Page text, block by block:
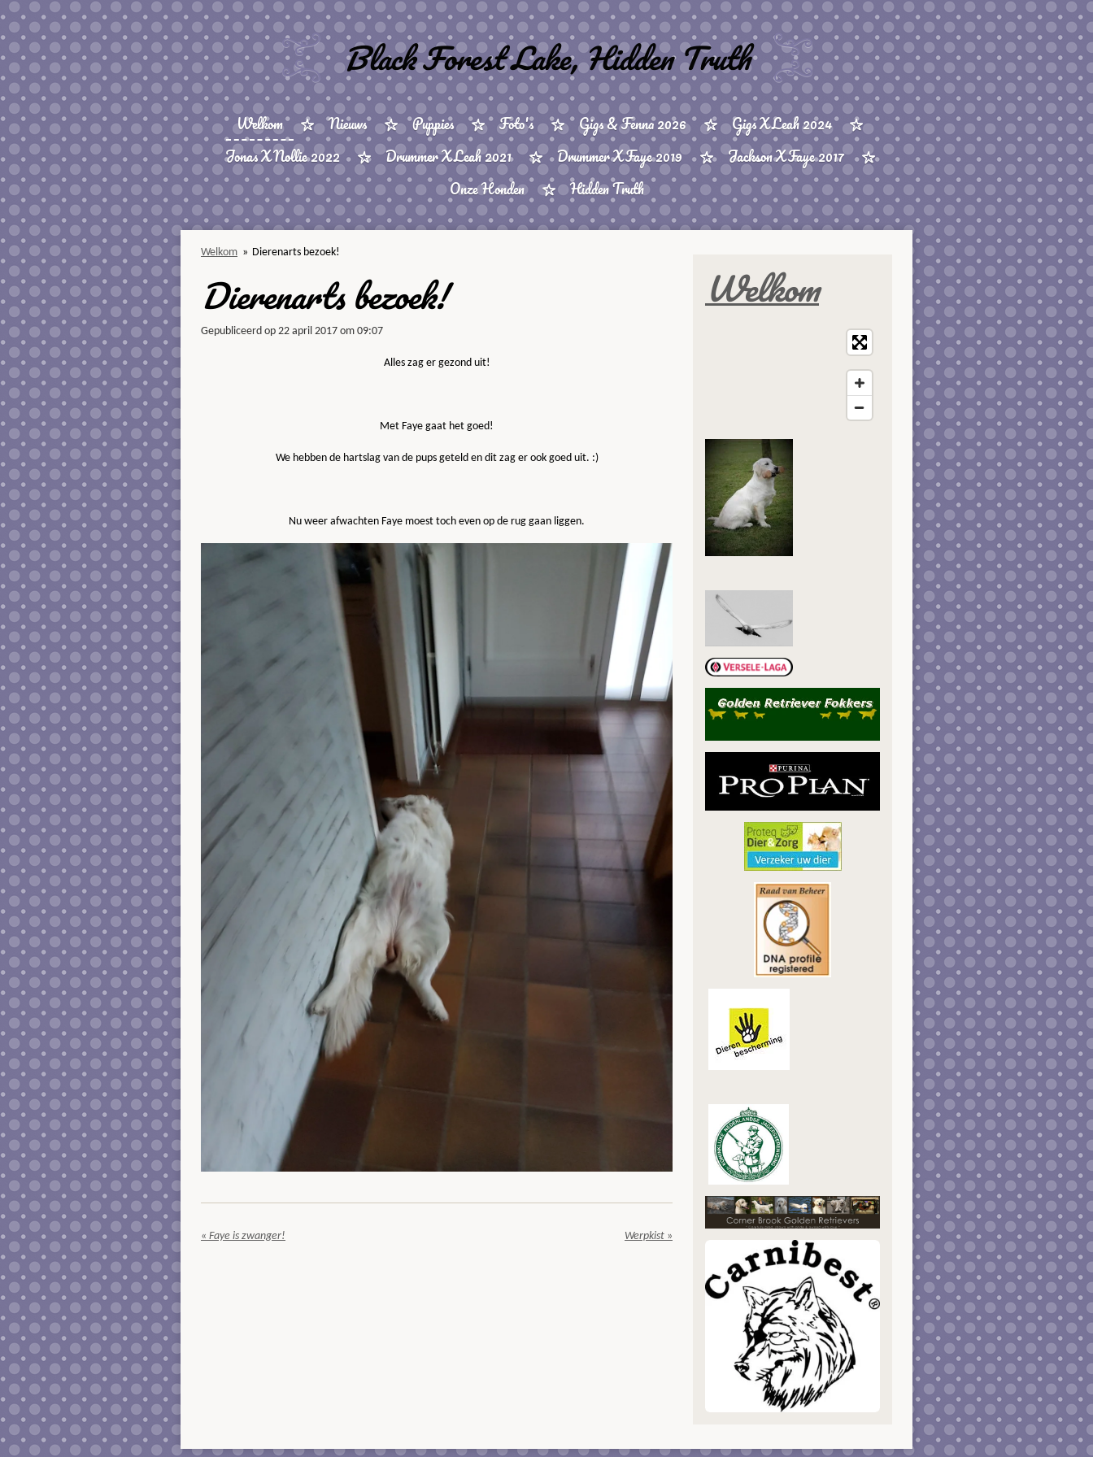
Ga
direct
naar
hoofdinhoud
Black Forest Lake, Hidden Truth
Welkom Nieuws Puppies Foto's Gigs & Fenna 2026
Gigs X Leah 2024
Jonas X Nollie 2022
Drummer X Leah 2021 Drummer X Faye 2019
Jackson X Faye 2017
Onze Honden
Hidden Truth
Welkom » Dierenarts bezoek!
Dierenarts bezoek!
Gepubliceerd op 22 april 2017 om 09:07
Alles zag er gezond uit!
Met Faye gaat het goed!
We hebben de hartslag van de pups geteld en dit zag er ook goed uit. :)
Nu weer afwachten Faye moest toch even op de rug gaan liggen.
« Faye is zwanger! Werpkist »
Welkom